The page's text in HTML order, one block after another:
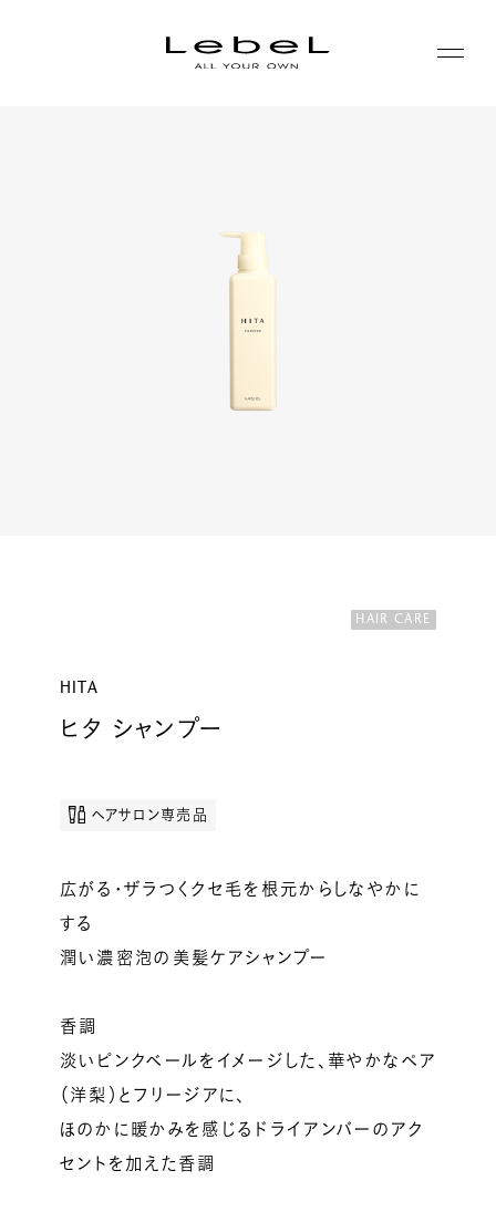
HAIR CARE
HITA
ヒタ シャンプー
ヘアサロン専売品
広がる・ザラつくクセ毛を根元からしなやかに
する
潤い濃密泡の美髪ケアシャンプー
香調
淡いピンクベールをイメージした、華やかなペア
（洋梨）とフリージアに、
ほのかに暖かみを感じるドライアンバーのアク
セントを加えた香調